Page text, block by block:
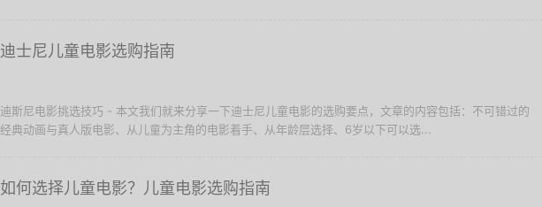
迪士尼儿童电影选购指南
迪斯尼电影挑选技巧 - 本文我们就来分享一下迪士尼儿童电影的选购要点，文章的内容包括：不可错过的
经典动画与真人版电影、从儿童为主角的电影着手、从年龄层选择、6岁以下可以选...
如何选择儿童电影？儿童电影选购指南